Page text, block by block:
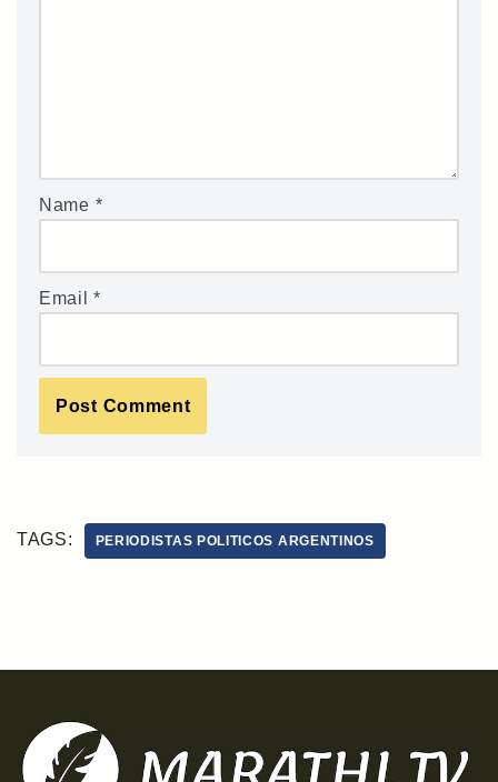
Name *
Email*
TAGS: PERIODISTAS POLITICOS ARGENTINOS